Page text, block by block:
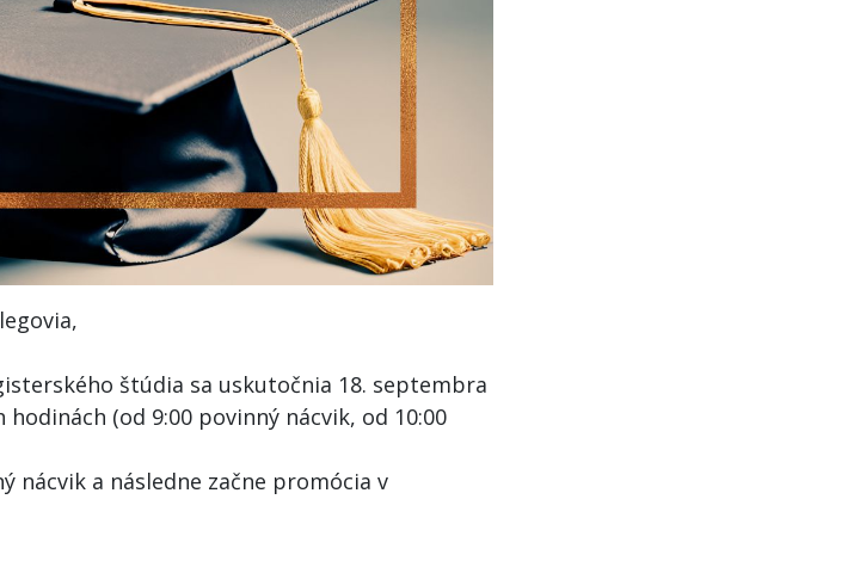
štúdia sa uskutočnia 18. septembra
(od 9:00 povinný nácvik, od 10:00
nácvik a následne začne promócia v